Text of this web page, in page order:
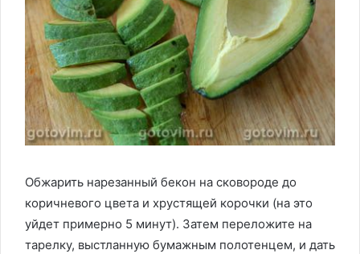
Обжарить нарезанный бекон на сковороде до
коричневого цвета и хрустящей корочки (на это
уйдет примерно 5 минут). Затем переложите на
тарелку, выстланную бумажным полотенцем, и дать